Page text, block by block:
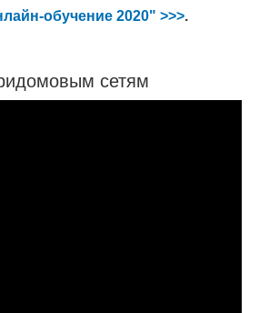
обучение 2020" >>>.
сетям